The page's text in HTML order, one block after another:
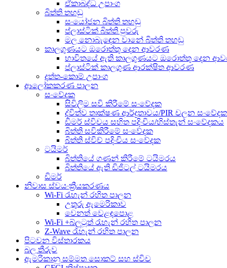
ඒකාබද්ධ උපාංග
බිත්ති තහඩු
සංයෝජන බිත්ති තහඩු
ප්ලාස්ටික් බිත්ති පුවරු
මල නොබැඳෙන වානේ බිත්ති තහඩු
කාලගුණයට ඔරොත්තු දෙන ආවරණ
භාවිතයේ ඇති කාලගුණයට ඔරොත්තු දෙන
ප්ලාස්ටික් කාලගුණ ආරක්ෂිත ආවරණ
දත්ත-කොම් උපාංග
ආලෝකකරණ පාලන
සංවේදක
සිවිලිම සවි කිරීමේ සංවේදක
ද්විත්ව තාක්ෂණ ආර්ද්‍රතාවය/PIR චලන
ඩිමර් ස්විචය සහිත පදිංචිය/හිස්තැන් සංවේදකය
බිත්ති සවිකිරීමේ සංවේදක
බිත්ති ස්විච් පදිංචිය සංවේදක
ටයිමර්
බිත්තියේ ගණන් කිරීමේ ටයිමරය
බිත්තියේ ඇති ඩිජිටල් ටයිමරය
ඩිමර්
නිවාස ස්වයංක්‍රීයකරණය
Wi-Fi රැහැන් රහිත පාලන
උතුරු ඇමෙරිකාව
වෙනත් වෙළඳපොළ
Wi-Fi +බ්ලූටූත් රැහැන් රහිත පාලන
Z-Wave රැහැන් රහිත පාලන
පිටවන විස්තාරකය
බල තීරුව
ඇමරිකානු සම්මත සොකට් සහ ස්විච